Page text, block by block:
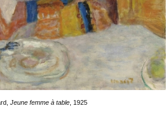
Jeune femme à table , 1925